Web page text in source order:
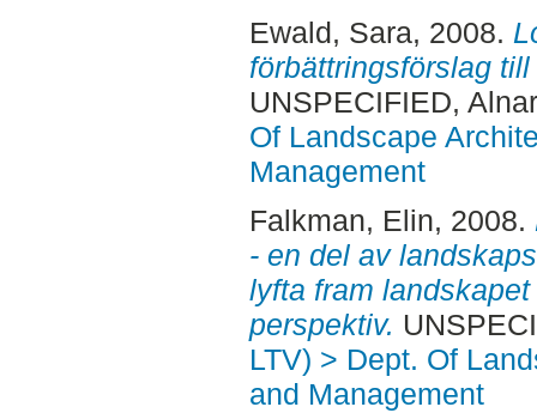
Ewald, Sara, 2008.
förbättringsförslag
UNSPECIFIED,
Of Landscape
Management
Falkman, Elin, 2008.
- en del av
lyfta fram
perspektiv.
LTV) > Dept. Of
and Management